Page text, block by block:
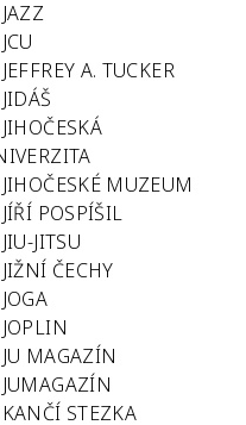
JAZZ
JCU
JEFFREY A. TUCKER
JIDÁŠ
JIHOČESKÁ
JIHOČESKÉ MUZEUM
JÍŘÍ POSPÍŠIL
JIU-JITSU
JIŽNÍ ČECHY
JOGA
JOPLIN
JU MAGAZÍN
JUMAGAZÍN
KANČÍ STEZKA